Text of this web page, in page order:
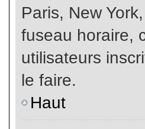
Paris, New
fuseau horaire,
utilisateurs
le faire.
Haut